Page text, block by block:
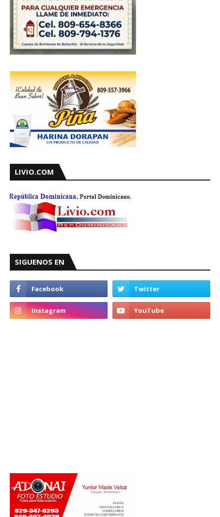
LIVIO.COM
SIGUENOS EN